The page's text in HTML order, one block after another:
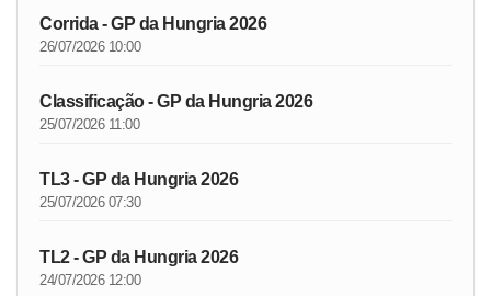
Corrida - GP da Hungria 2026
26/07/2026 10:00
Classificação - GP da Hungria 2026
25/07/2026 11:00
TL3 - GP da Hungria 2026
25/07/2026 07:30
TL2 - GP da Hungria 2026
24/07/2026 12:00